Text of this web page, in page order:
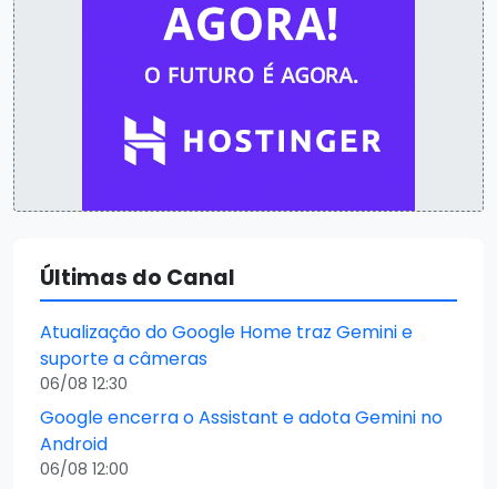
Últimas do Canal
Atualização do Google Home traz Gemini e
suporte a câmeras
06/08 12:30
Google encerra o Assistant e adota Gemini no
Android
06/08 12:00